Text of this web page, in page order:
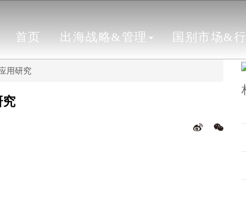
首页 出海战略&管理 国别市场&
用研究
究